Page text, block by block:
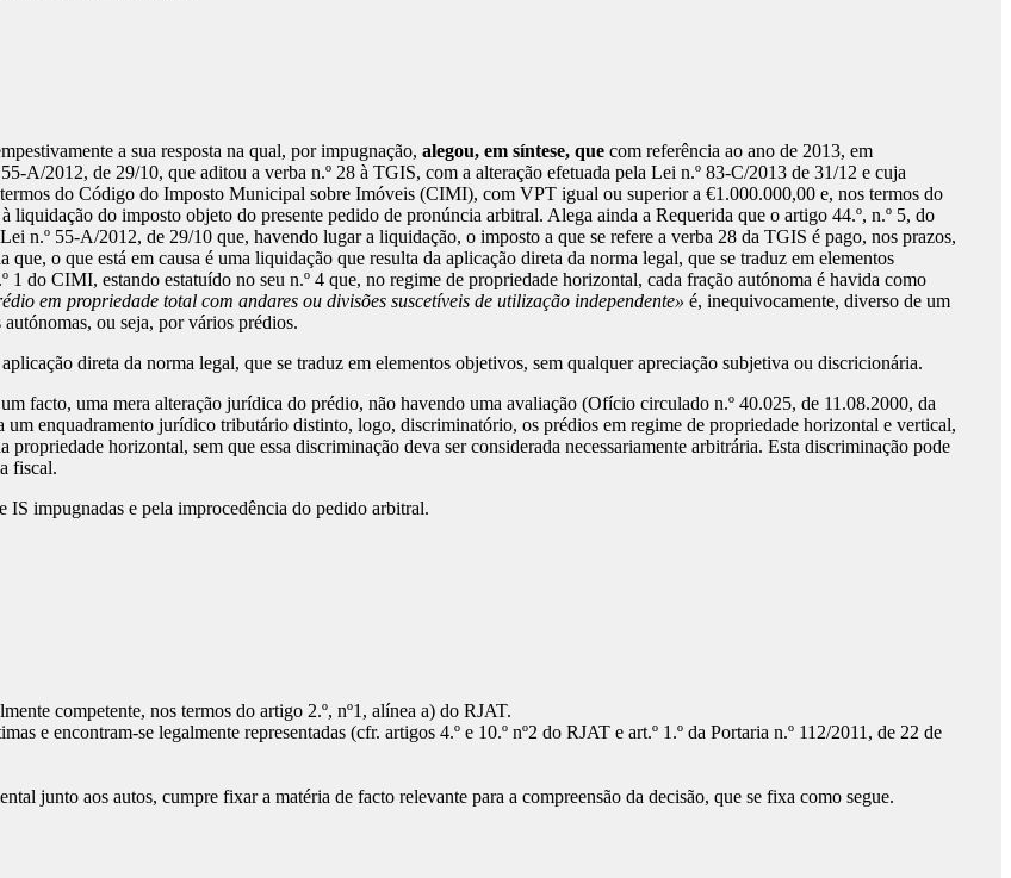
a sua resposta na qual, por impugnação, alegou, em síntese, que com referência ao ano de 2013, em
A/2012, de 29/10, que aditou a verba n.º 28 à TGIS, com a alteração efetuada pela Lei n.º 83-C/2013 de 31/12 e cuja
do Código do Imposto Municipal sobre Imóveis (CIMI), com VPT igual ou superior a €1.000.000,00 e, nos termos do
liquidação do imposto objeto do presente pedido de pronúncia arbitral. Alega ainda a Requerida que o artigo 44.º, n.º 5, do
n.º 55-A/2012, de 29/10 que, havendo lugar a liquidação, o imposto a que se refere a verba 28 da TGIS é pago, nos prazos,
o que está em causa é uma liquidação que resulta da aplicação direta da norma legal, que se traduz em elementos
do CIMI, estando estatuído no seu n.º 4 que, no regime de propriedade horizontal, cada fração autónoma é havida como
em propriedade total com andares ou divisões suscetíveis de utilização independente» é, inequivocamente, diverso de um
ou seja, por vários prédios.
direta da norma legal, que se traduz em elementos objetivos, sem qualquer apreciação subjetiva ou discricionária.
facto, uma mera alteração jurídica do prédio, não havendo uma avaliação (Ofício circulado n.º 40.025, de 11.08.2000, da
enquadramento jurídico tributário distinto, logo, discriminatório, os prédios em regime de propriedade horizontal e vertical,
horizontal, sem que essa discriminação deva ser considerada necessariamente arbitrária. Esta discriminação pode
fiscal.
IS impugnadas e pela improcedência do pedido arbitral.
competente, nos termos do artigo 2.º, nº1, alínea a) do RJAT.
e encontram-se legalmente representadas (cfr. artigos 4.º e 10.º nº2 do RJAT e art.º 1.º da Portaria n.º 112/2011, de 22 de
junto aos autos, cumpre fixar a matéria de facto relevante para a compreensão da decisão, que se fixa como segue.